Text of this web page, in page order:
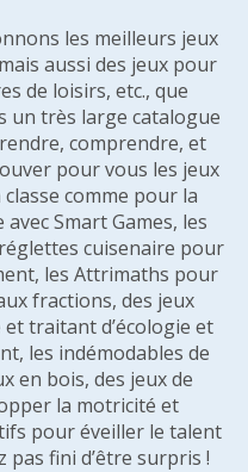
les meilleurs jeux
aussi des jeux pour
de loisirs, etc., que
un très large catalogue
comprendre, et
pour vous les jeux
comme pour la
Smart Games, les
cuisenaire pour
les Attrimaths pour
fractions, des jeux
traitant d’écologie et
les indémodables de
en bois, des jeux de
la motricité et
pour éveiller le talent
pas fini d’être surpris !